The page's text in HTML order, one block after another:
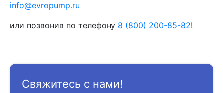
info@evropump.ru
или позвонив по телефону 8 (800) 200-85-82!
Свяжитесь с нами!